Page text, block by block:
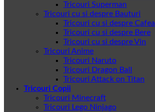
Tricouri Superman
Tricouri cu si despre Bauturi
Tricouri cu si despre Cafea
Tricouri cu si despre Bere
Tricouri cu si despre Vin
Tricouri Anime
Tricouri Naruto
Tricouri Dragon Ball
Tricouri Attack on Titan
Tricouri Copii
Tricouri Minecraft
Tricouri Lego Ninjago